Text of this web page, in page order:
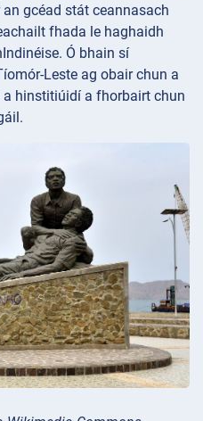
gcéad stát ceannasach
fhada le haghaidh
Ó bhain sí
Leste ag obair chun a
a hinstitiúidí a fhorbairt chun